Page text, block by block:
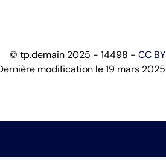
© tp.demain 2025 - 14498 - CC BY
modification le 19 mars 2025